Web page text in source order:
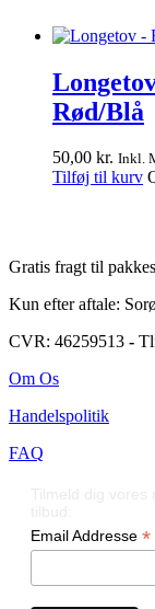
Rød/Blå
50,00 kr. Inkl.
Tilføj til kurv
Gratis fragt til
Kun efter aftale:
CVR: 46259513 -
Om Os
Handelspolitik
FAQ
Email Addresse *